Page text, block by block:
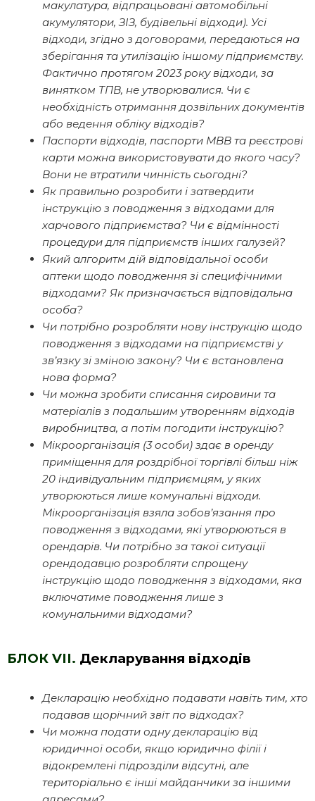
макулатура, відпрацьовані автомобільні
акумулятори, ЗІЗ, будівельні відходи). Усі
відходи, згідно з договорами, передаються на
зберігання та утилізацію іншому підприємству.
Фактично протягом 2023 року відходи, за
винятком ТПВ, не утворювалися. Чи є
необхідність отримання дозвільних документів
або ведення обліку відходів?
Паспорти відходів, паспорти МВВ та реєстрові
карти можна використовувати до якого часу?
Вони не втратили чинність сьогодні?
Як правильно розробити і затвердити
інструкцію з поводження з відходами для
харчового підприємства? Чи є відмінності
процедури для підприємств інших галузей?
Який алгоритм дій відповідальної особи
аптеки щодо поводження зі специфічними
відходами? Як призначається відповідальна
особа?
Чи потрібно розробляти нову інструкцію щодо
поводження з відходами на підприємстві у
зв’язку зі зміною закону? Чи є встановлена
нова форма?
Чи можна зробити списання сировини та
матеріалів з подальшим утворенням відходів
виробництва, а потім погодити інструкцію?
Мікроорганізація (3 особи) здає в оренду
приміщення для роздрібної торгівлі більш ніж
20 індивідуальним підприємцям, у яких
утворюються лише комунальні відходи.
Мікроорганізація взяла зобов’язання про
поводження з відходами, які утворюються в
орендарів. Чи потрібно за такої ситуації
орендодавцю розробляти спрощену
інструкцію щодо поводження з відходами, яка
включатиме поводження лише з
комунальними відходами?
БЛОК VII. Декларування відходів
Декларацію необхідно подавати навіть тим, хто
подавав щорічний звіт по відходах?
Чи можна подати одну декларацію від
юридичної особи, якщо юридично філії і
відокремлені підрозділи відсутні, але
територіально є інші майданчики за іншими